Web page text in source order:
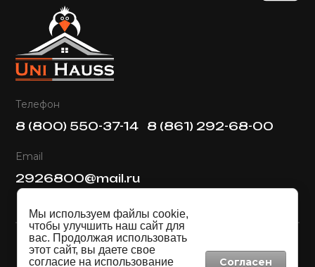
Телефон
8 (800) 550-37-14 8 (861) 292-68-00
Email
2926800@mail.ru
Мы используем файлы cookie,
чтобы улучшить наш сайт для
вас. Продолжая использовать
этот сайт, вы даете свое
согласие на использование
Согласен